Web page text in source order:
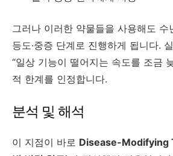
그러나 이러한 약물들을 사용해도 수
등도·중증 단계로 진행하게 됩니다.
“일상 기능이 떨어지는 속도를 조금
적 한계를 인정합니다.
분석 및 해석
이 지점이 바로 Disease-Modifying